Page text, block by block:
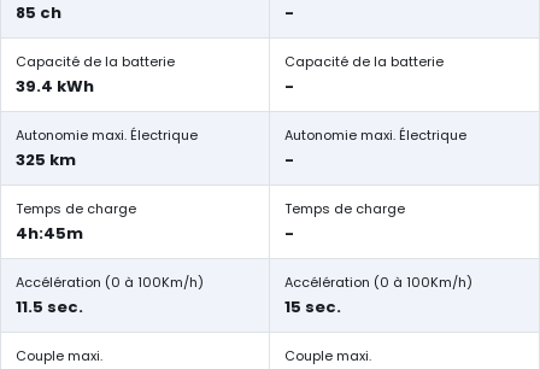
85 ch -
Capacité de la batterie
39.4 kWh
Capacité de la batterie
-
Autonomie maxi. Électrique
325 km
Autonomie maxi. Électrique
-
Temps de charge
4h:45m
Temps de charge
-
Accélération (0 à 100Km/h)
11.5 sec.
Accélération (0 à 100Km/h)
15 sec.
Couple maxi. Couple maxi.